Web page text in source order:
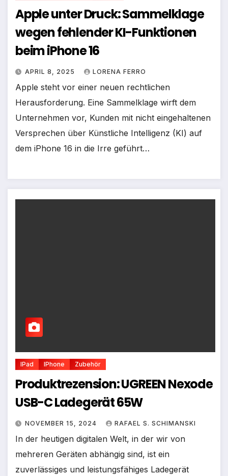
Apple unter Druck: Sammelklage
wegen fehlender KI-Funktionen
beim iPhone 16
APRIL 8, 2025 LORENA FERRO
Apple steht vor einer neuen rechtlichen
Herausforderung. Eine Sammelklage wirft dem
Unternehmen vor, Kunden mit nicht eingehaltenen
Versprechen über Künstliche Intelligenz (KI) auf
dem iPhone 16 in die Irre geführt…
IPad IPhone Zubehör
Produktrezension: UGREEN Nexode
USB-C Ladegerät 65W
NOVEMBER 15, 2024 RAFAEL S. SCHIMANSKI
In der heutigen digitalen Welt, in der wir von
mehreren Geräten abhängig sind, ist ein
zuverlässiges und leistungsfähiges Ladegerät